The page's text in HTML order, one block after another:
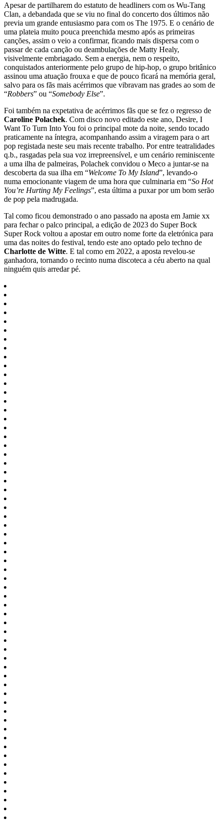
Apesar de partilharem do estatuto de headliners com os Wu-Tang
Clan, a debandada que se viu no final do concerto dos últimos não
previa um grande entusiasmo para com os The 1975. E o cenário de
uma plateia muito pouca preenchida mesmo após as primeiras
canções, assim o veio a confirmar, ficando mais dispersa com o
passar de cada canção ou deambulações de Matty Healy,
visivelmente embriagado. Sem a energia, nem o respeito,
conquistados anteriormente pelo grupo de hip-hop, o grupo britânico
assinou uma atuação frouxa e que de pouco ficará na memória geral,
salvo para os fãs mais acérrimos que vibravam nas grades ao som de
“Robbers” ou “Somebody Else”.
Foi também na expetativa de acérrimos fãs que se fez o regresso de
Caroline Polachek. Com disco novo editado este ano, Desire, I
Want To Turn Into You foi o principal mote da noite, sendo tocado
praticamente na íntegra, acompanhando assim a viragem para o art
pop registada neste seu mais recente trabalho. Por entre teatralidades
q.b., rasgadas pela sua voz irrepreensível, e um cenário reminiscente
a uma ilha de palmeiras, Polachek convidou o Meco a juntar-se na
descoberta da sua ilha em “Welcome To My Island”, levando-o
numa emocionante viagem de uma hora que culminaria em “So Hot
You’re Hurting My Feelings”, esta última a puxar por um bom serão
de pop pela madrugada.
Tal como ficou demonstrado o ano passado na aposta em Jamie xx
para fechar o palco principal, a edição de 2023 do Super Bock
Super Rock voltou a apostar em outro nome forte da eletrónica para
uma das noites do festival, tendo este ano optado pelo techno de
Charlotte de Witte. E tal como em 2022, a aposta revelou-se
ganhadora, tornando o recinto numa discoteca a céu aberto na qual
ninguém quis arredar pé.